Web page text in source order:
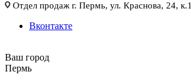
Отдел продаж г. Пермь, ул. Краснова, 24, к.1
Вконтакте
Ваш город
Пермь